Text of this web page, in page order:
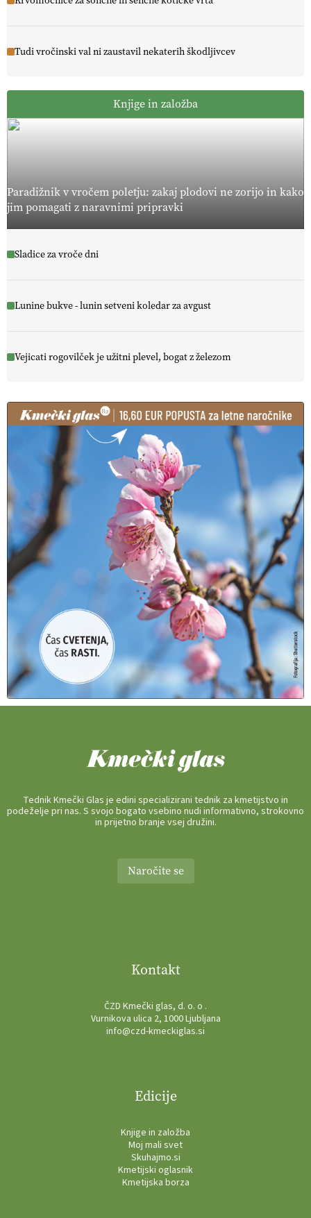
Tudi vročinski val ni zaustavil nekaterih škodljivcev
Knjige in založba
Paradižnik v vročem poletju: zakaj plodovi ne zorijo in kako
jim pomagati z naravnimi pripravki
Sladice za vroče dni
Lunine bukve - lunin setveni koledar za avgust
Vejicati rogovilček je užitni plevel, bogat z železom
Tednik Kmečki Glas je edini specializirani tednik za kmetijstvo in
podeželje pri nas. S svojo bogato vsebino nudi informativno, strokovno
in prijetno branje vsej družini.
Naročite se
Kontakt
ČZD Kmečki glas, d. o. o .
Vurnikova ulica 2, 1000 Ljubljana
info@czd-kmeckiglas.si
Edicije
Knjige in založba
Moj mali svet
Skuhajmo.si
Kmetijski oglasnik
Kmetijska borza